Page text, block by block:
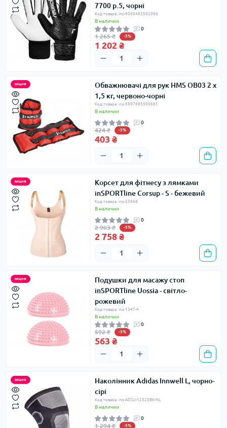
7700 р.5, чорні
Код товара: ins-4060485562086
В наличии
0
1 265 ₴ -5%
1 202 ₴
акция
Обважнювачі для рук HMS OB03 2 x
1,5 кг, червоно-чорні
Код товара: ins-5907695590661
В наличии
0
424 ₴ -5%
403 ₴
акция
Корсет для фітнесу з лямками
inSPORTline Corsup - S - бежевий
Код товара: ins-23866
В наличии
0
2 903 ₴ -5%
2 758 ₴
акция
Подушки для масажу стоп
inSPORTline Uossia - світло-
рожевий
Код товара: ins-1347-4
В наличии
0
592 ₴ -5%
563 ₴
акция
Наколінник Adidas Innwell L, чорно-
сірі
Код товара: ins-ADSU-12523BK-NL
В наличии
0
1 294 ₴ -5%